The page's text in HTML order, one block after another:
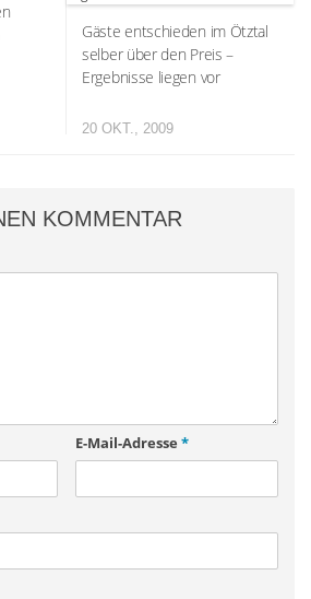
Gäste entschieden im Ötztal
selber über den Preis –
Ergebnisse liegen vor
20 OKT., 2009
KOMMENTAR
E-Mail-Adresse *